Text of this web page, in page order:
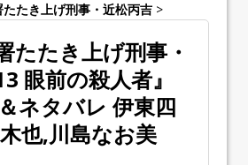
たたき上げ刑事・近松丙吉 >
たたき上げ刑事・
眼前の殺人者』
ネタバレ 伊東四
也,川島なお美